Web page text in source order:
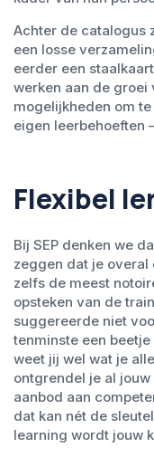
Achter de catalogus
een losse
eerder een
werken aan de groei
mogelijkheden om
eigen leerbehoeften
Flexibel
Bij SEP denken we
zeggen dat je overal
zelfs de meest
opsteken van de
suggereerde niet
tenminste een
weet jij wel wat je
ontgrendel je al
aanbod aan
dat kan nét de
learning wordt jouw